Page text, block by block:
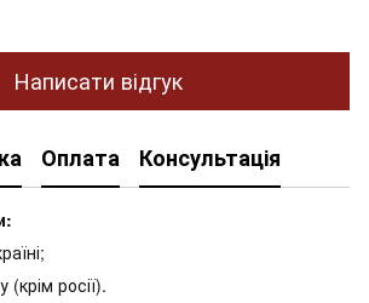
Написати відгук
Оплата Консультація
росії).